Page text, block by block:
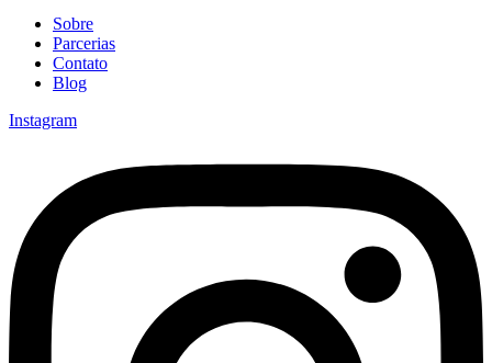
Sobre
Parcerias
Contato
Blog
Instagram